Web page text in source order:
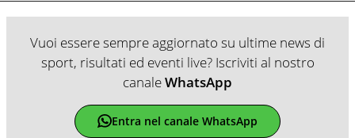
Vuoi essere sempre aggiornato su ultime news di
sport, risultati ed eventi live? Iscriviti al nostro
canaleWhatsApp
Entra nel canale WhatsApp